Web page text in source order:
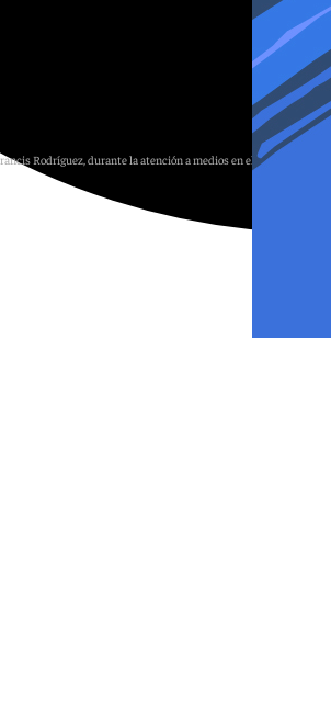
Rodríguez, durante la atención a medios en el recinto ferial.